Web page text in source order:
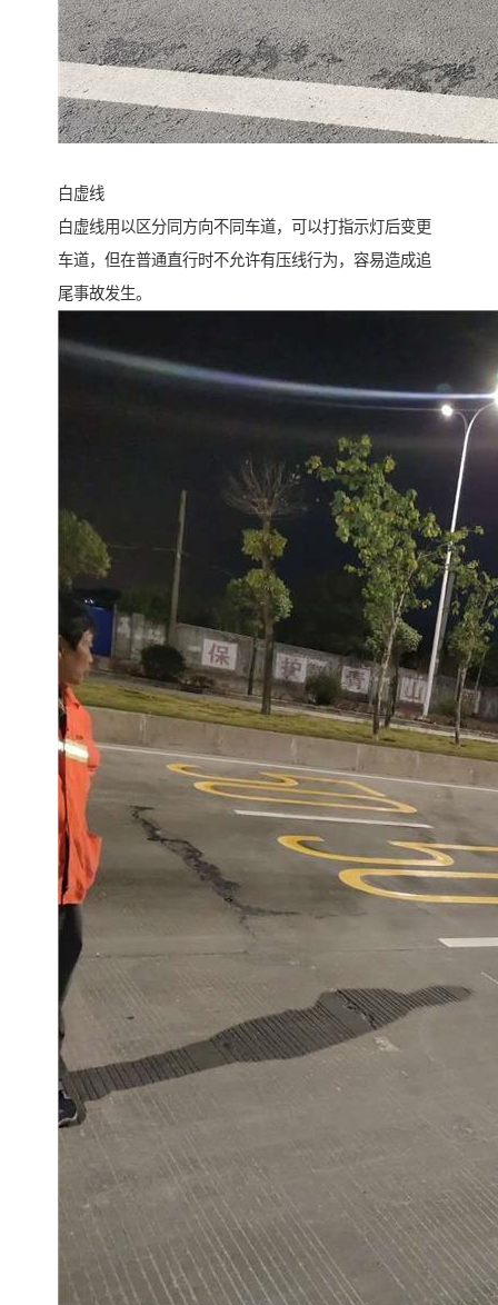
白虚线
白虚线用以区分同方向不同车道，可以打指示灯后变更
车道，但在普通直行时不允许有压线行为，容易造成追
尾事故发生。